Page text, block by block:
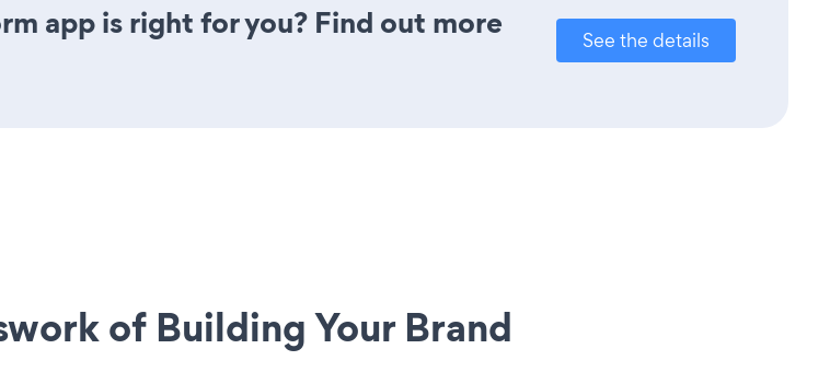
app is right for you? Find out more
See the details
of Building Your Brand